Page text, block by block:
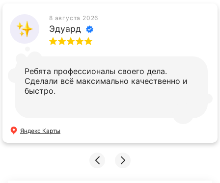
8 августа 2026
Эдуард
Ребята профессионалы своего дела.
Сделали всё максимально качественно и
быстро.
Яндекс Карты